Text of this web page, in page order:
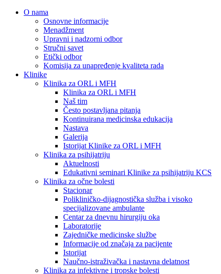
O nama
Osnovne informacije
Menadžment
Upravni i nadzorni odbor
Stručni savet
Etički odbor
Komisija za unapređenje kvaliteta rada
Klinike
Klinika za ORL i MFH
Klinika za ORL i MFH
Naš tim
Često postavljana pitanja
Kontinuirana medicinska edukacija
Nastava
Galerija
Istorijat Klinike za ORL i MFH
Klinika za psihijatriju
Aktuelnosti
Edukativni seminari Klinike za psihijatriju KCS
Klinika za očne bolesti
Stacionar
Polikliničko-dijagnostička služba i visoko
specijalizovane ambulante
Centar za dnevnu hirurgiju oka
Laboratorije
Zajedničke medicinske službe
Informacije od značaja za pacijente
Istorijat
Naučno-istraživačka i nastavna delatnost
Klinika za infektivne i tropske bolesti